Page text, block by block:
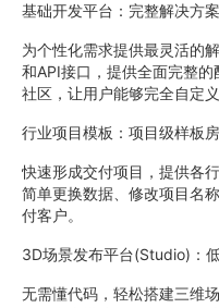
基础开发平台：完整解决方
为个性化需求提供最灵活的
和API接口，提供全面完整
社区，让用户能够完全自定
行业项目模板：项目级样板
快速形成交付项目，提供各
简单更换数据、修改项目名
付客户。
3D场景发布平台(Studio)：
无需懂代码，轻松搭建三维